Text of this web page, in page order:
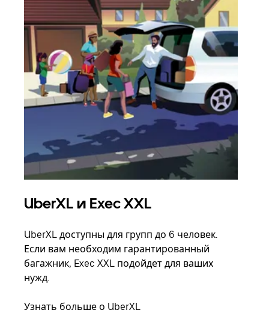
UberXL и Exec XXL
UberXL доступны для групп до 6 человек.
Если вам необходим гарантированный
багажник, Exec XXL подойдет для ваших
нужд.
Узнать больше о UberXL